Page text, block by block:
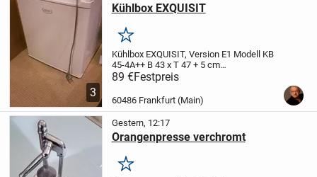
3
Kühlbox EXQUISIT
Merken
Kühlbox EXQUISIT, Version E1 Modell KB
45-4A++ B 43 x T 47 + 5 cm
Abstandshalter x H 50 cm
179,00 (1 x kurz benutzt, neuwertig)
Abholung
89 €Festpreis
60486 Frankfurt (Main)
Gestern, 12:17
Orangenpresse verchromt
Merken